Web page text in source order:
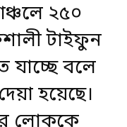
২৫০
টাইফুন
যাচ্ছে বলে
হয়েছে।
লোককে